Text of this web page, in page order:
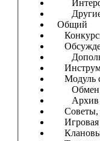
Общий
Модуль
Обмен
Архив
Советы,
Игровая